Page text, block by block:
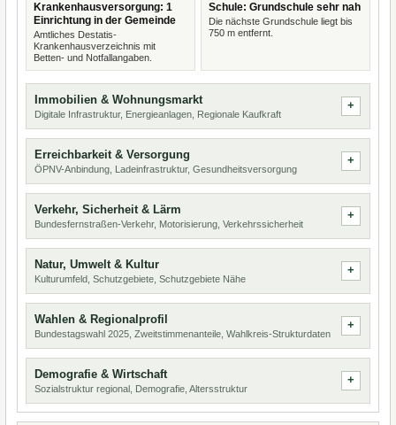
Krankenhausversorgung: 1
Einrichtung in der Gemeinde
Amtliches Destatis-
Krankenhausverzeichnis mit
Betten- und Notfallangaben.
Schule: Grundschule sehr nah
Die nächste Grundschule liegt bis
750 m entfernt.
Immobilien & Wohnungsmarkt
Digitale Infrastruktur, Energieanlagen, Regionale Kaufkraft
Erreichbarkeit & Versorgung
ÖPNV-Anbindung, Ladeinfrastruktur, Gesundheitsversorgung
Verkehr, Sicherheit & Lärm
Bundesfernstraßen-Verkehr, Motorisierung, Verkehrssicherheit
Natur, Umwelt & Kultur
Kulturumfeld, Schutzgebiete, Schutzgebiete Nähe
Wahlen & Regionalprofil
Bundestagswahl 2025, Zweitstimmenanteile, Wahlkreis-Strukturdaten
Demografie & Wirtschaft
Sozialstruktur regional, Demografie, Altersstruktur